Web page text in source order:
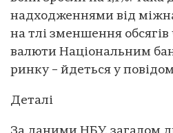
надходженнями від
на тлі зменшення
валюти Національним
ринку – йдеться у
Деталі